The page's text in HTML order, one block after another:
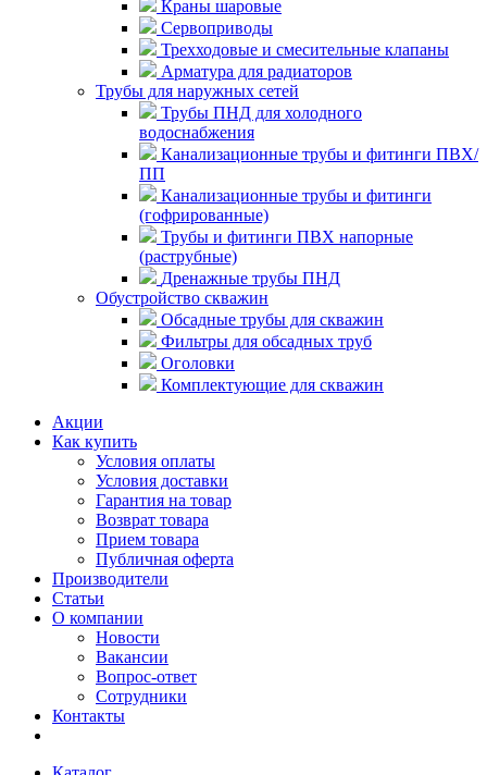
Краны шаровые
Сервоприводы
Трехходовые и смесительные клапаны
Арматура для радиаторов
Трубы для наружных сетей
Трубы ПНД для холодного
водоснабжения
Канализационные трубы и фитинги ПВХ/
ПП
Канализационные трубы и фитинги
(гофрированные)
Трубы и фитинги ПВХ напорные
(раструбные)
Дренажные трубы ПНД
Обустройство скважин
Обсадные трубы для скважин
Фильтры для обсадных труб
Оголовки
Комплектующие для скважин
Акции
Как купить
Условия оплаты
Условия доставки
Гарантия на товар
Возврат товара
Прием товара
Публичная оферта
Производители
Статьи
О компании
Новости
Вакансии
Вопрос-ответ
Сотрудники
Контакты